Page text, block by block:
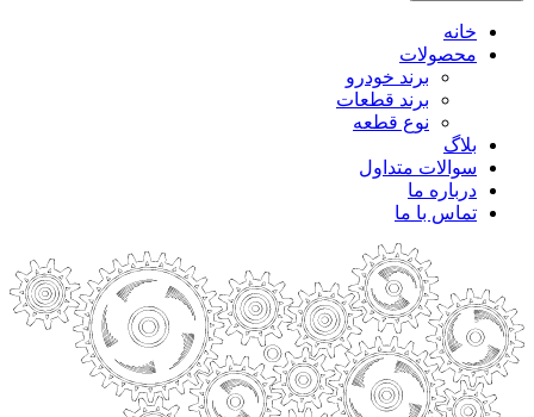
خانه
محصولات
برند خودرو
برند قطعات
نوع قطعه
بلاگ
سوالات متداول
درباره ما
تماس با ما